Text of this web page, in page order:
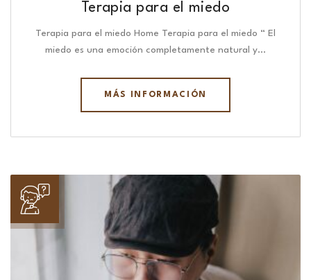
Terapia para el miedo
Terapia para el miedo Home Terapia para el miedo “ El
miedo es una emoción completamente natural y…
MÁS INFORMACIÓN